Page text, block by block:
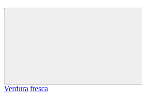
Verdura fresca